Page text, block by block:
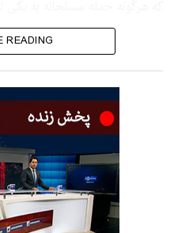
تلقی خواهد شد.
در حالی که در بیانیه جزئیاتی
شده، ارائه نشده است، تأکید
جمعی و ترویج صلح، امنیت و
شده است.
یک مقام ترکیه‌ای این توافق را
این پیمان علیه هیچ طرف
دیگر کشورهای منطقه نیز باز
READING